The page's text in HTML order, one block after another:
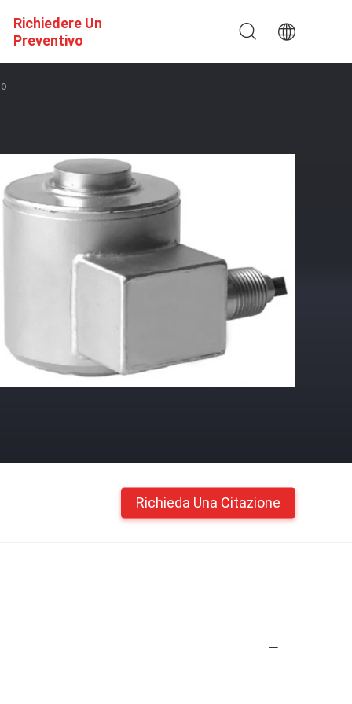
Richiedere Un
Preventivo
Richieda Una Citazione